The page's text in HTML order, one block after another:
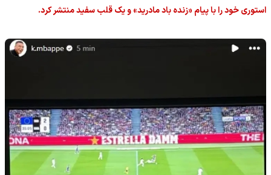
استوری خود را با پیام «زنده باد مادرید» و یک قلب سفید منتشر کرد.